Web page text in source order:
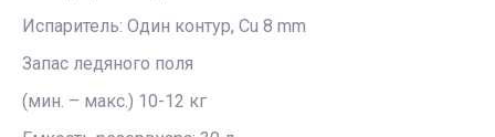
Испаритель: Один контур, Cu 8 mm
Запас ледяного поля
(мин. – макс.) 10-12 кг